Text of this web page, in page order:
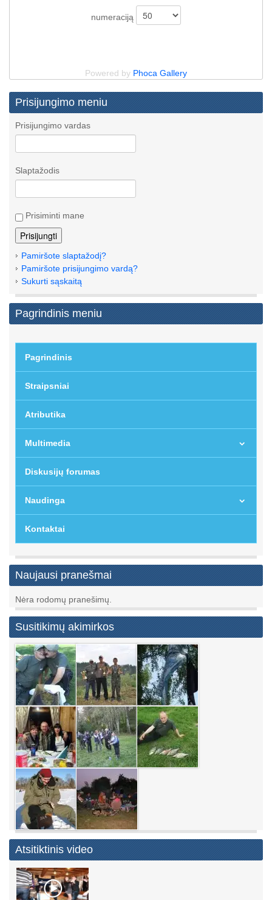
numeraciją
Powered by Phoca Gallery
Prisijungimo meniu
Prisijungimo vardas
Slaptažodis
Prisiminti mane
Pamiršote slaptažodį?
Pamiršote prisijungimo vardą?
Sukurti sąskaitą
Pagrindinis meniu
Pagrindinis
Straipsniai
Atributika
Multimedia
Diskusijų forumas
Naudinga
Kontaktai
Naujausi pranešmai
Nėra rodomų pranešimų.
Susitikimų akimirkos
Atsitiktinis video